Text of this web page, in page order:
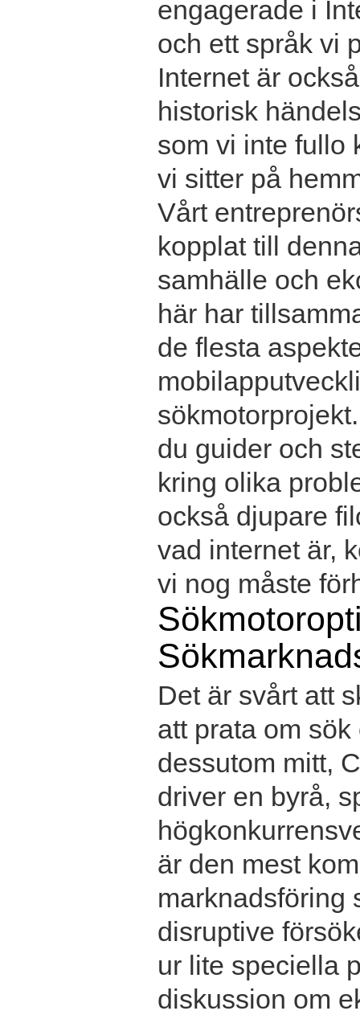
engagerade i
och ett språk vi
Internet är
historisk
som vi inte fullo
vi sitter på
Vårt
kopplat till
samhälle och
här har
de flesta
du guider och
kring olika
också djupare
vad internet är,
vi nog måste
Det är svårt att
att prata om
dessutom mitt,
driver en byrå,
är den mest
marknadsföring
disruptive
ur lite speciella
diskussion om